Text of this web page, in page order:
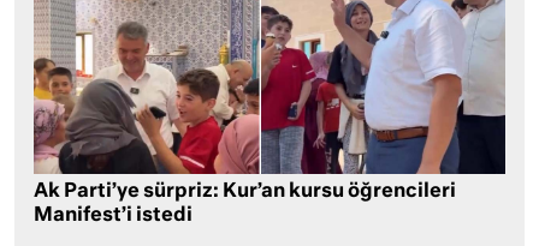
Ak Parti’ye sürpriz: Kur’an kursu öğrencileri
Manifest’i istedi